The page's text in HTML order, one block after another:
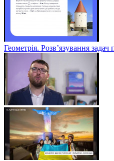
Геометрія. Розв’язування